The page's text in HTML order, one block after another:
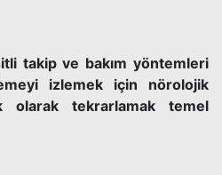
takip ve bakım yöntemleri
izlemek için nörolojik
olarak tekrarlamak temel